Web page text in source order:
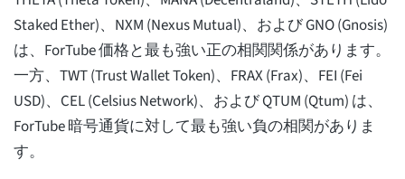
Staked Ether)、NXM (Nexus Mutual)、および GNO (Gnosis)
は、ForTube 価格と最も強い正の相関関係があります。
一方、TWT (Trust Wallet Token)、FRAX (Frax)、FEI (Fei
USD)、CEL (Celsius Network)、および QTUM (Qtum) は、
ForTube 暗号通貨に対して最も強い負の相関がありま
す。